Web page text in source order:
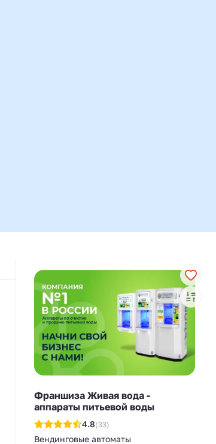
Франшиза Живая вода -
аппараты питьевой воды
4.8(33)
Вендинговые автоматы